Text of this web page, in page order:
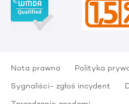
Nota prawna Polityka
Sygnaliści- zgłoś incydent